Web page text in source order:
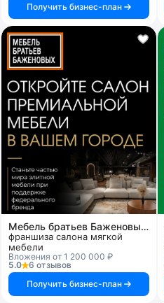
Получить бизнес-план
Мебель братьев Баженовых
франшиза салона мягкой
мебели
Вложения от 1 200 000 ₽
5.0
6 отзывов
Получить бизнес-план